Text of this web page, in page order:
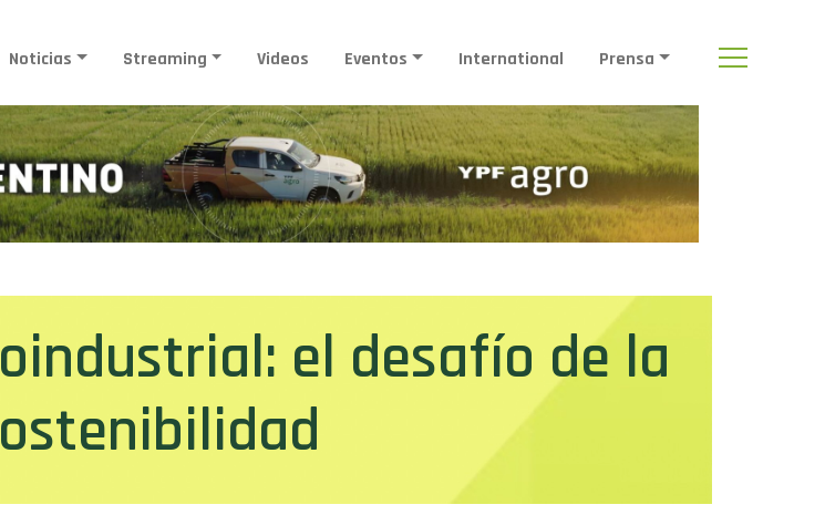
Noticias Streaming Videos Eventos International Prensa
el desafío de la